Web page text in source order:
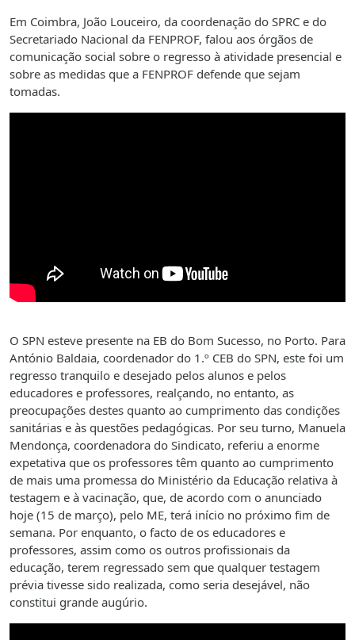
Em Coimbra, João Louceiro, da coordenação do SPRC e do
Secretariado Nacional da FENPROF, falou aos órgãos de
comunicação social sobre o regresso à atividade presencial e
sobre as medidas que a FENPROF defende que sejam
tomadas.
O SPN esteve presente na EB do Bom Sucesso, no Porto. Para
António Baldaia, coordenador do 1.º CEB do SPN, este foi um
regresso tranquilo e desejado pelos alunos e pelos
educadores e professores, realçando, no entanto, as
preocupações destes quanto ao cumprimento das condições
sanitárias e às questões pedagógicas. Por seu turno, Manuela
Mendonça, coordenadora do Sindicato, referiu a enorme
expetativa que os professores têm quanto ao cumprimento
de mais uma promessa do Ministério da Educação relativa à
testagem e à vacinação, que, de acordo com o anunciado
hoje (15 de março), pelo ME, terá início no próximo fim de
semana. Por enquanto, o facto de os educadores e
professores, assim como os outros profissionais da
educação, terem regressado sem que qualquer testagem
prévia tivesse sido realizada, como seria desejável, não
constitui grande augúrio.